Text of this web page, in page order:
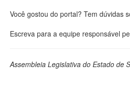
Você gostou do portal? Tem dúvidas
Escreva para a equipe responsável
Assembleia Legislativa do Estado de